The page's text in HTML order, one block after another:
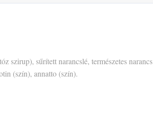
szirup), sűrített narancslé, természetes narancs
(szín), annatto (szín).